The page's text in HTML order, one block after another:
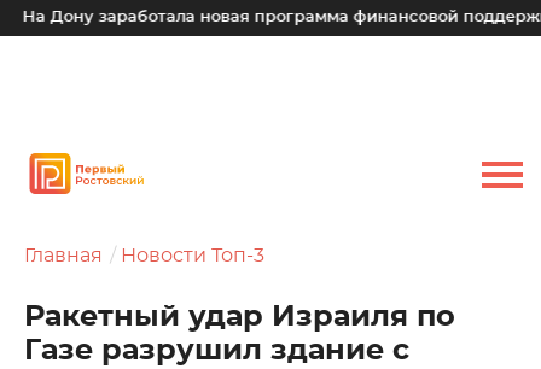
Дону заработала новая программа финансовой поддержки
Главная Новости Топ-3
Ракетный удар Израиля по
Газе разрушил здание с